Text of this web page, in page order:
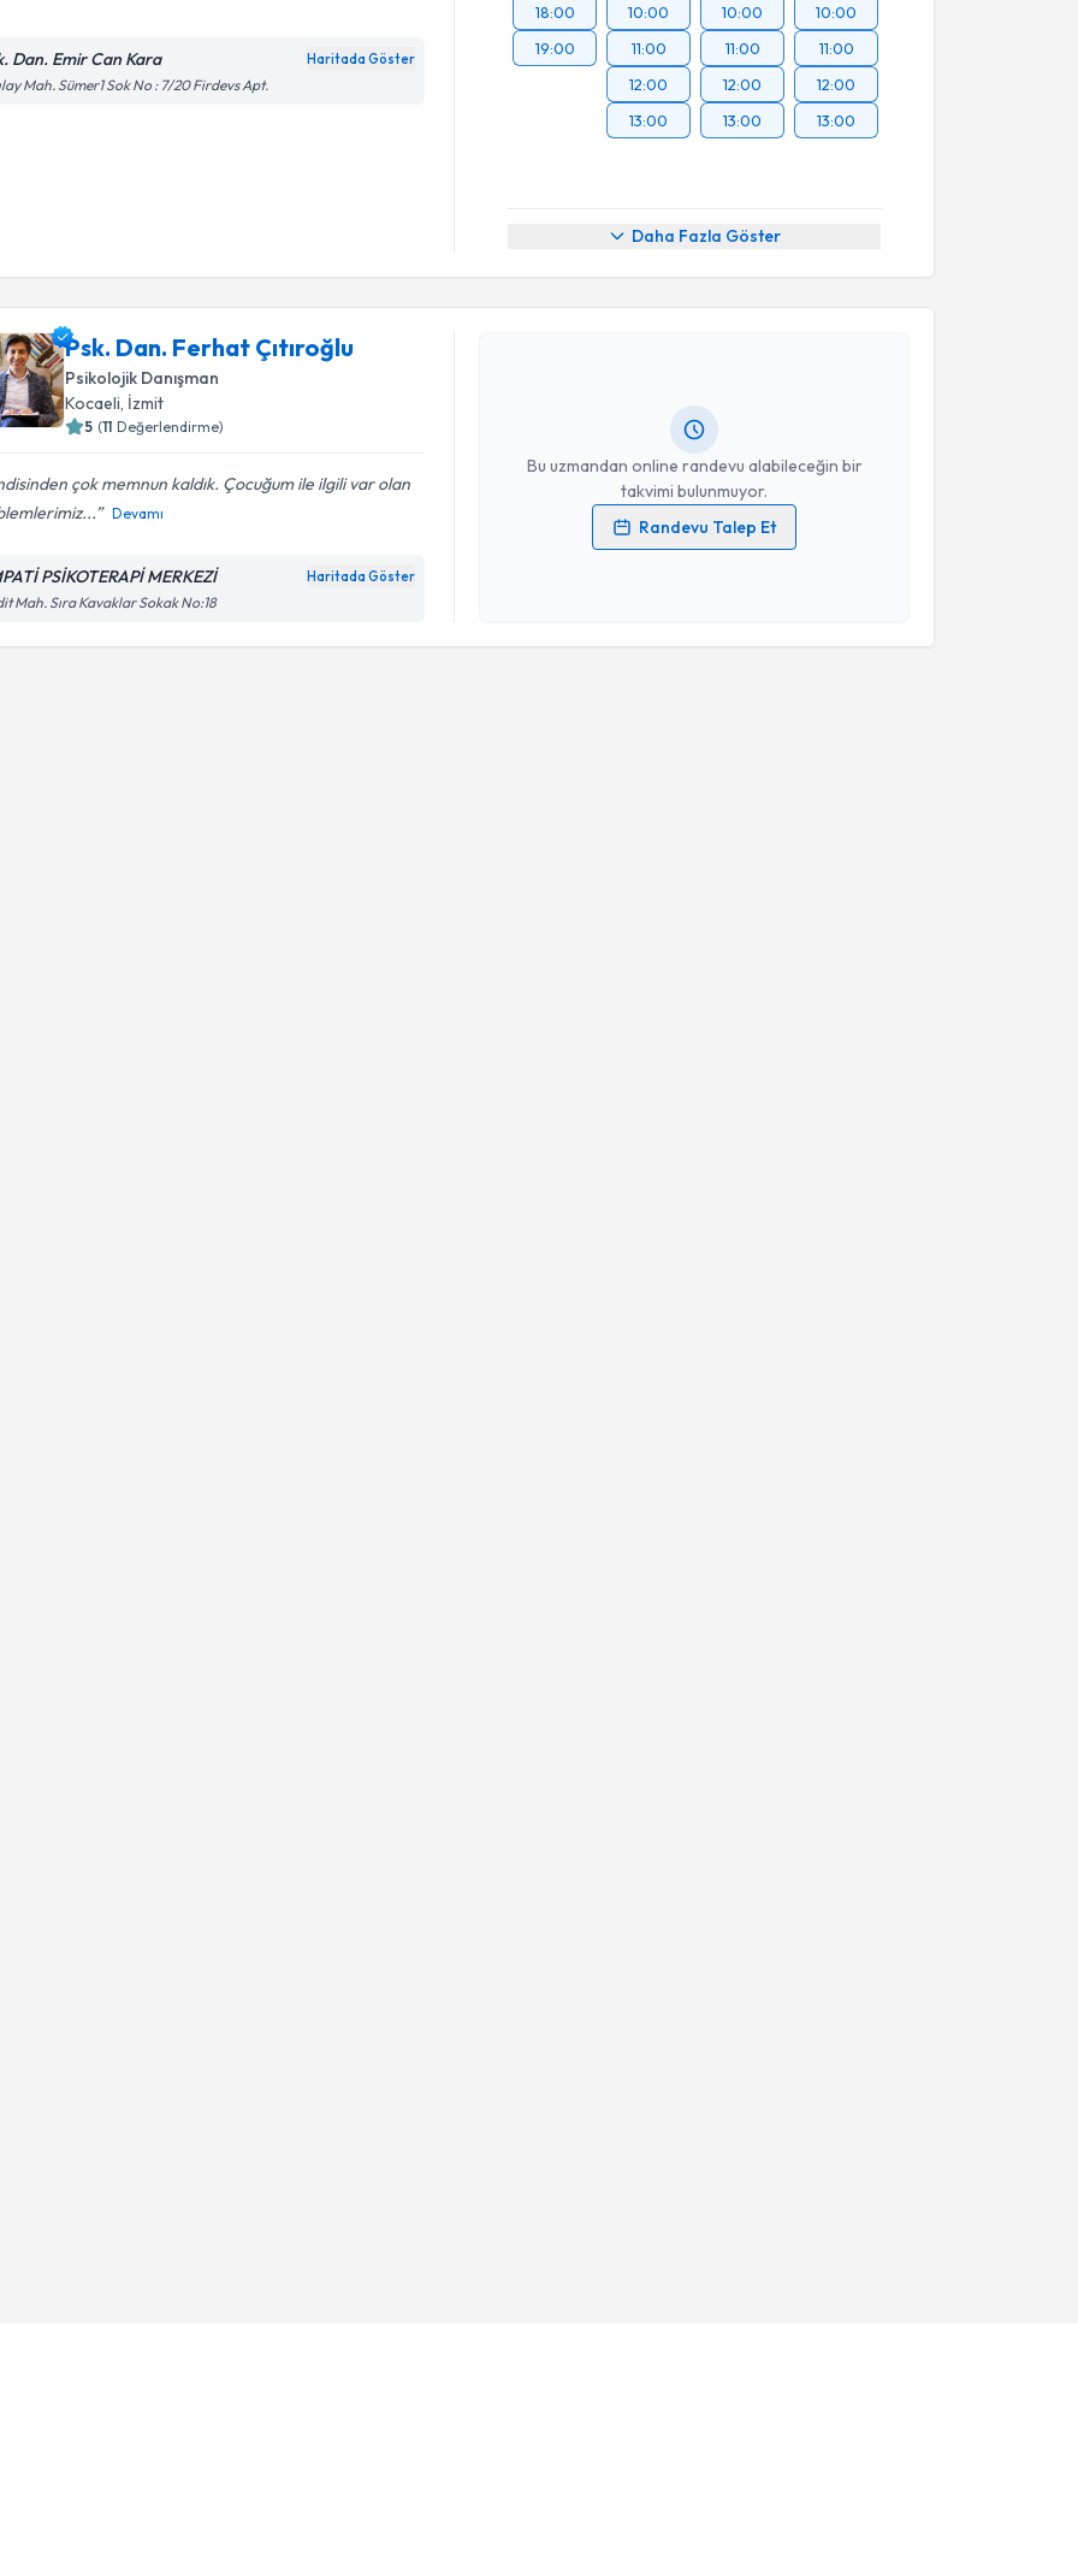
Dan. Emir Can Kara Haritada Göster
Mah. Sümer1 Sok No : 7/20 Firdevs Apt.
18:00
19:00
10:00
11:00
12:00
13:00
10:00
11:00
12:00
13:00
10:00
11:00
12:00
13:00
Daha Fazla Göster
Psk. Dan. Ferhat Çıtıroğlu
Psikolojik Danışman
Kocaeli, İzmit
5 (11 Değerlendirme)
çok memnun kaldık. Çocuğum ile ilgili var olan
Devamı
PSİKOTERAPİ MERKEZİ Haritada Göster
Mah. Sıra Kavaklar Sokak No:18
Bu uzmandan online randevu alabileceğin bir
takvimi bulunmuyor.
Randevu Talep Et
Randevu Takvimi Talebi
Psk. Dan. Ferhat Çıtıroğlu
Kişisel verilerimin işlenmesine ilişkinAydınlatma Metni